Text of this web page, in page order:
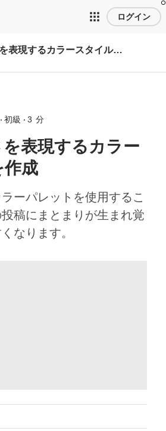
ログイン
自分らしさを表現するカラースタイルを作成
初級 3 分
表現するカラー
成
ーパレットを使用するこ
稿にまとまりが生まれ覚
なります。